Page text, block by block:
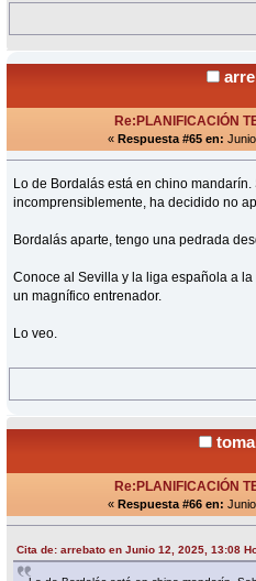
Re:PLANIFICACIÓN
« Respuesta #65 en:
Lo de Bordalás está en chino mandarín.
incomprensiblemente, ha decidido no
Bordalás aparte, tengo una pedrada
Conoce al Sevilla y la liga española a
un magnífico entrenador.
Lo veo.
Re:PLANIFICACIÓN
« Respuesta #66 en:
Cita de: arrebato en Junio 12, 2025, 13:08